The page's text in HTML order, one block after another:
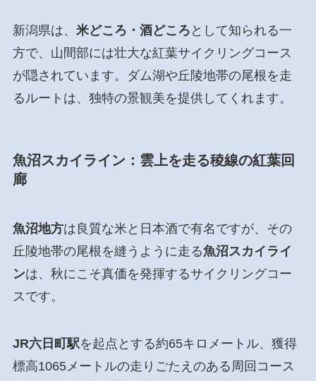
新潟県は、 米どころ・酒どころ として知られる一
方で、山間部には壮大な紅葉サイクリングコース
が隠されています。ダム湖や丘陵地帯の尾根を走
るルートは、独特の景観美を提供してくれます。
魚沼スカイライン：雲上を走る稜線の紅葉回
廊
魚沼地方は良質な米と日本酒で有名ですが、その
丘陵地帯の尾根を縫うように走る魚沼スカイライ
ンは、秋にこそ真価を発揮するサイクリングコー
スです。
JR六日町駅を起点とする約65キロメートル、獲得
標高1065メートルの走りごたえのある周回コース